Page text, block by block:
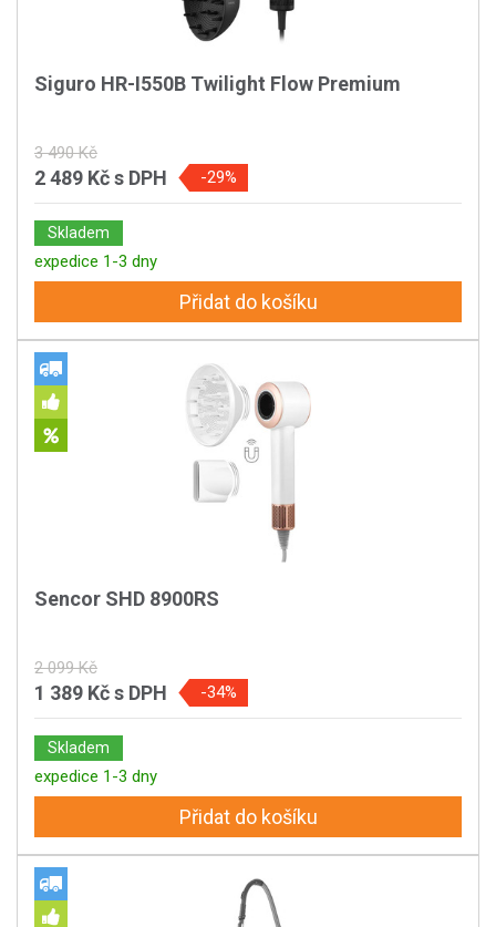
Siguro HR-I550B Twilight Flow Premium
3 490 Kč
2 489 Kčs DPH -29%
Skladem
expedice 1-3 dny
Přidat do košíku
Sencor SHD 8900RS
2 099 Kč
1 389 Kčs DPH -34%
Skladem
expedice 1-3 dny
Přidat do košíku